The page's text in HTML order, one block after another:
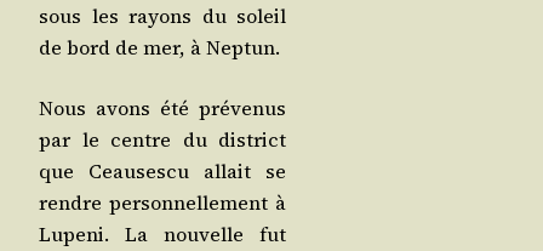
sous les rayons du soleil
de bord de mer, à Neptun.
Nous avons été pré­ve­nus
par le centre du dis­trict
que Ceau­ses­cu allait se
rendre per­son­nel­le­ment à
Lupe­ni. La nou­velle fut